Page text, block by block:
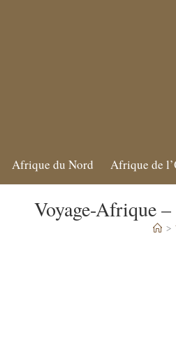
Afrique du Nord Afrique de
Voyage-Afrique
>